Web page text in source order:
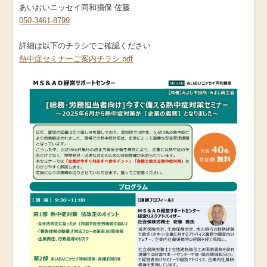
あいおいニッセイ同和損保 佐藤
050-3461-8799
詳細は以下のチラシでご確認ください
熱中症セミナーご案内チラシ.pdf